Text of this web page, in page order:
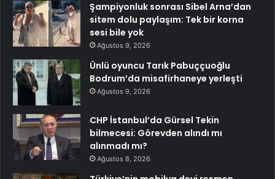
Şampiyonluk sonrası Sibel Arna’dan
sitem dolu paylaşım: Tek bir korna
sesi bile yok
Ağustos 9, 2026
Ünlü oyuncu Tarık Pabuççuoğlu
Bodrum’da misafirhaneye yerleşti
Ağustos 9, 2026
CHP İstanbul’da Gürsel Tekin
bilmecesi: Görevden alındı mı
alınmadı mı?
Ağustos 8, 2026